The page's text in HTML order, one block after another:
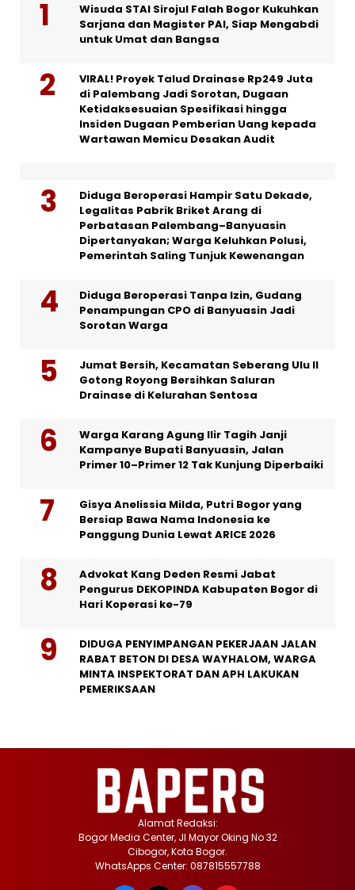
Wisuda STAI Sirojul Falah Bogor Kukuhkan
Sarjana dan Magister PAI, Siap Mengabdi
untuk Umat dan Bangsa
VIRAL! Proyek Talud Drainase Rp249 Juta
di Palembang Jadi Sorotan, Dugaan
Ketidaksesuaian Spesifikasi hingga
Insiden Dugaan Pemberian Uang kepada
Wartawan Memicu Desakan Audit
Diduga Beroperasi Hampir Satu Dekade,
Legalitas Pabrik Briket Arang di
Perbatasan Palembang–Banyuasin
Dipertanyakan; Warga Keluhkan Polusi,
Pemerintah Saling Tunjuk Kewenangan
Diduga Beroperasi Tanpa Izin, Gudang
Penampungan CPO di Banyuasin Jadi
Sorotan Warga
Jumat Bersih, Kecamatan Seberang Ulu II
Gotong Royong Bersihkan Saluran
Drainase di Kelurahan Sentosa
Warga Karang Agung Ilir Tagih Janji
Kampanye Bupati Banyuasin, Jalan
Primer 10–Primer 12 Tak Kunjung Diperbaiki
Gisya Anelissia Milda, Putri Bogor yang
Bersiap Bawa Nama Indonesia ke
Panggung Dunia Lewat ARICE 2026
Advokat Kang Deden Resmi Jabat
Pengurus DEKOPINDA Kabupaten Bogor di
Hari Koperasi ke-79
DIDUGA PENYIMPANGAN PEKERJAAN JALAN
RABAT BETON DI DESA WAYHALOM, WARGA
MINTA INSPEKTORAT DAN APH LAKUKAN
PEMERIKSAAN
Alamat Redaksi:
Bogor Media Center, Jl Mayor Oking No 32
Cibogor, Kota Bogor.
WhatsApps Center: 087815557788